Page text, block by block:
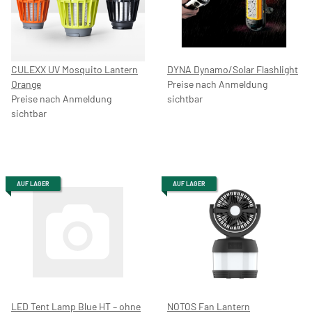
CULEXX UV Mosquito Lantern
Orange
Preise nach Anmeldung
sichtbar
DYNA Dynamo/Solar Flashlight
Preise nach Anmeldung
sichtbar
AUF LAGER
LED Tent Lamp Blue HT – ohne
AUF LAGER
NOTOS Fan Lantern